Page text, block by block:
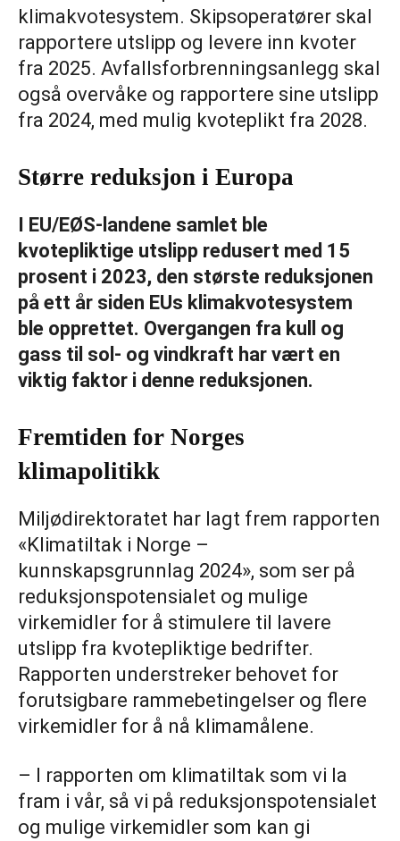
klimakvotesystem. Skipsoperatører skal
rapportere utslipp og levere inn kvoter
fra 2025. Avfallsforbrenningsanlegg skal
også overvåke og rapportere sine utslipp
fra 2024, med mulig kvoteplikt fra 2028.
Større reduksjon i Europa
I EU/EØS-landene samlet ble
kvotepliktige utslipp redusert med 15
prosent i 2023, den største reduksjonen
på ett år siden EUs klimakvotesystem
ble opprettet. Overgangen fra kull og
gass til sol- og vindkraft har vært en
viktig faktor i denne reduksjonen.
Fremtiden for Norges
klimapolitikk
Miljødirektoratet har lagt frem rapporten
«Klimatiltak i Norge –
kunnskapsgrunnlag 2024», som ser på
reduksjonspotensialet og mulige
virkemidler for å stimulere til lavere
utslipp fra kvotepliktige bedrifter.
Rapporten understreker behovet for
forutsigbare rammebetingelser og flere
virkemidler for å nå klimamålene.
– I rapporten om klimatiltak som vi la
fram i vår, så vi på reduksjonspotensialet
og mulige virkemidler som kan gi